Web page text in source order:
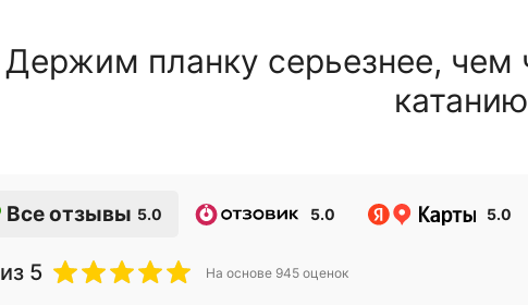
Держим планку серьезнее,
катанию
Все отзывы 5.0 5.0 5.0
из 5 На основе 945 оценок